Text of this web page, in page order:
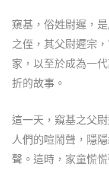
窺基，俗姓尉遲，
之侄，其父尉遲宗
家，以至於成為一
折的故事。
這一天，窺基之父
人們的喧鬧聲，隱
聲。這時，家童慌